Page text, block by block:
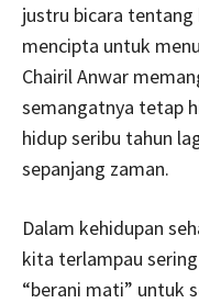
justru bicara
mencipta untuk
Chairil Anwar
semangatnya tetap
hidup seribu tahun
sepanjang zaman.
Dalam kehidupan
kita terlampau
“berani mati” untuk